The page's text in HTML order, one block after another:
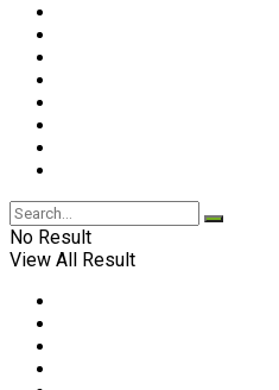
No Result
View All Result